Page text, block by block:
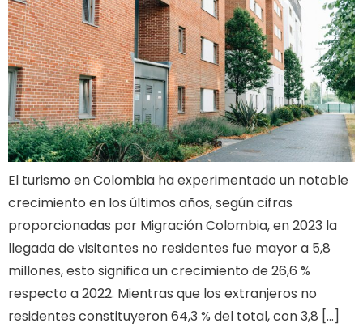
El turismo en Colombia ha experimentado un notable
crecimiento en los últimos años, según cifras
proporcionadas por Migración Colombia, en 2023 la
llegada de visitantes no residentes fue mayor a 5,8
millones, esto significa un crecimiento de 26,6 %
respecto a 2022. Mientras que los extranjeros no
residentes constituyeron 64,3 % del total, con 3,8 […]